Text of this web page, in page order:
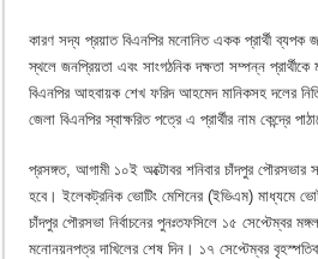
কারণ সদ্য প্রয়াত বিএনপির মনোনিত একক প্রার্থী ব্যপক
স্থলে জনপ্রিয়তা এবং সাংগঠনিক দক্ষতা সম্পন্ন
বিএনপির আহবায়ক শেখ ফরিদ আহমেদ মানিকসহ দলের নিতি
জেলা বিএনপির স্বাক্ষরিত পত্রে এ প্রার্থীর নাম কেন্দ্রে
প্রসঙ্গত, আগামী ১০ই অক্টোবর শনিবার চাঁদপুর পৌরসভার
হবে। ইলেকট্রনিক ভোটিং মেশিনের (ইভিএম) মাধ্যমে
চাঁদপুর পৌরসভা নির্বাচনের পুনঃতফসিলে ১৫ সেপ্টেম্বর
মনোনয়নপত্র দাখিলের শেষ দিন। ১৭ সেপ্টেম্বর